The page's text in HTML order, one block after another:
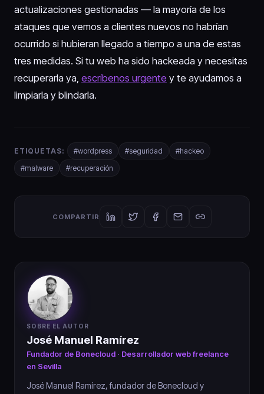
actualizaciones gestionadas — la mayoría de los
ataques que vemos a clientes nuevos no habrían
ocurrido si hubieran llegado a tiempo a una de estas
tres medidas. Si tu web ha sido hackeada y necesitas
recuperarla ya, escríbenos urgente y te ayudamos a
limpiarla y blindarla.
ETIQUETAS: #wordpress #seguridad
#hackeo
#malware
#recuperación
COMPARTIR
SOBRE EL AUTOR
José Manuel Ramírez
Fundador de Bonecloud · Desarrollador web freelance
en Sevilla
José Manuel Ramírez, fundador de Bonecloud y